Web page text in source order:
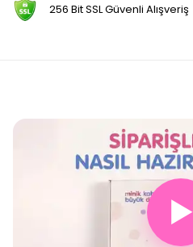
256 Bit SSL Güvenli Alışveriş
▶